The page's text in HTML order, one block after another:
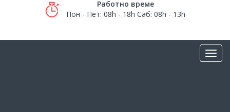
Работно време
Пон - Пет: 08h - 18h Саб: 08h - 13h